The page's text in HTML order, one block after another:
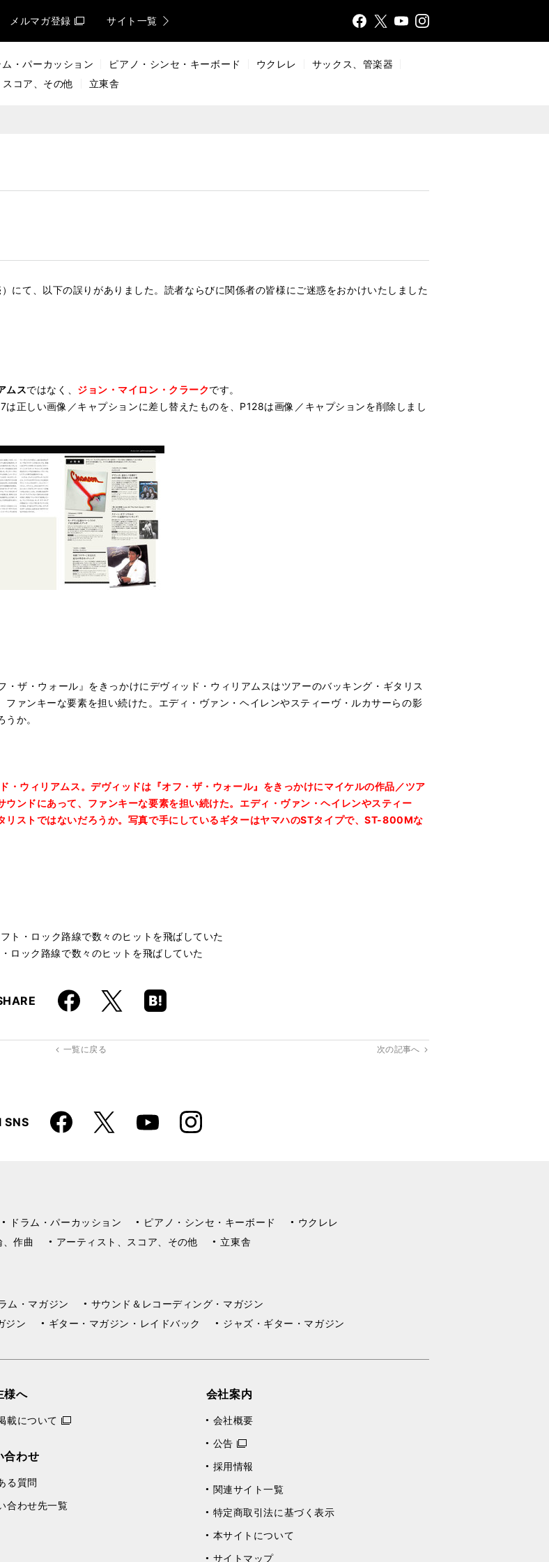
メルマガ登録 サイト一覧
FaceX
YouTInsta
ム・パーカッション ピアノ・シンセ・キーボード ウクレレ
サックス、管楽器
コア、その他 立東舎
にて、以下の誤りがありました。読者ならびに関係者の皆様にご迷惑をおかけいたしました
ムスではなく、 ジョン・マイロン・クラークです。
正しい画像／キャプションに差し替えたものを、P128は画像／キャプションを削除しまし
ザ・ウォール』をきっかけにデヴィッド・ウィリアムスはツアーのバッキング・ギタリス
ァンキーな要素を担い続けた。エディ・ヴァン・ヘイレンやスティーヴ・ルカサーらの影
か。
ウィリアムス。デヴィッドは『オフ・ザ・ウォール』をきっかけにマイケルの作品／ツア
ンドにあって、ファンキーな要素を担い続けた。エディ・ヴァン・ヘイレンやスティー
リストではないだろうか。写真で手にしているギターはヤマハのSTタイプで、ST-800Mな
ト・ロック路線で数々のヒットを飛ばしていた
ロック路線で数々のヒットを飛ばしていた
Faceboo
k
X
Hatena
Boo
rk
一覧に戻る 次の記事へ
Faceboo
k
X YouTube Instagra
m
ドラム・パーカッション ピアノ・シンセ・キーボード
ウクレレ
、作曲 アーティスト、スコア、その他 立東舎
ム・マガジン
サウンド＆レコーディング・マガジン
ジン ギター・マガジン・レイドバック ジャズ・ギター・マガジン
様へ
載について
合わせ
る質問
合わせ先一覧
会社案内
会社概要
公告
採用情報
関連サイト一覧
特定商取引法に基づく表示
本サイトについて
サイトマップ